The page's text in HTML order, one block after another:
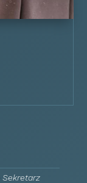
Sekretarz